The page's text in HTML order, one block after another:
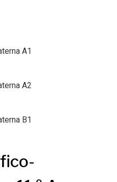
A1
A2
B1